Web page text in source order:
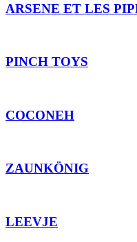
ARSENE ET LES
PINCH TOYS
COCONEH
ZAUNKÖNIG
LEEVJE